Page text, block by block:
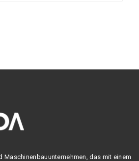
Maschinenbauunternehmen, das mit einem